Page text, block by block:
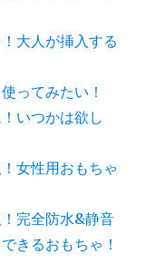
大人が挿入する
ってみたい！
いつかは欲し
女性用おもちゃ
完全防水&静音
きるおもちゃ！